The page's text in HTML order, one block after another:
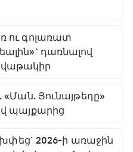
ու գոլառատ
դառնալով
Յունայթեդը»
պայքարից
2026-ի առաջին